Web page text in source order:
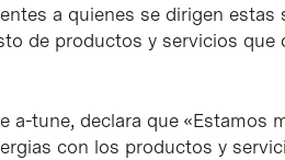
a quienes se dirigen
de productos y servicios que
a-tune, declara que «Estamos
con los productos y